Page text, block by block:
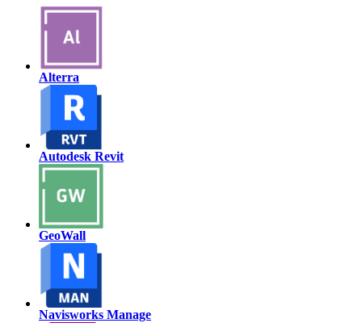
Alterra
Autodesk Revit
GeoWall
Navisworks Manage